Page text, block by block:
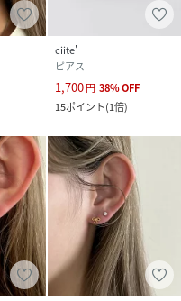
ciite'
ピアス
1,700円 38%OFF
15ポイント(1倍)